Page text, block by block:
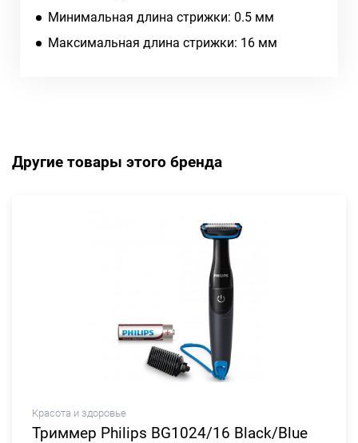
Минимальная длина стрижки: 0.5 мм
Максимальная длина стрижки: 16 мм
Другие товары этого бренда
Красота и здоровье
Триммер Philips BG1024/16 Black/Blue